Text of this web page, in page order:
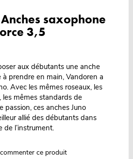
saxophone
3,5
aux débutants une anche
prendre en main, Vandoren a
Avec les mêmes roseaux, les
les mêmes standards de
passion, ces anches Juno
allié des débutants dans
de l’instrument.
ce produit